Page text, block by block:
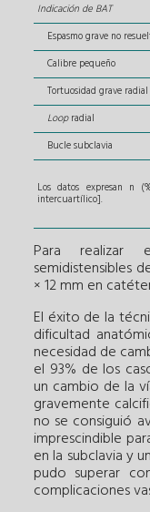
Indicación de BAT
Espasmo grave no
Calibre pequeño
Tortuosidad grave
Loopradial
Bucle subclavia
Los datos expresan n
intercuartílico].
Para realizar
semidistensibles
× 12 mm en
El éxito de la
dificultad
necesidad de
el 93% de los
un cambio de la
gravemente
no se consiguió
imprescindible
en la subclavia y
pudo superar
complicaciones